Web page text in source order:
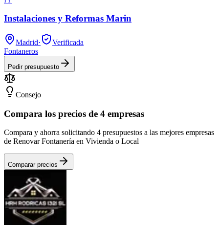
Instalaciones y Reformas Marin
Madrid·
Verificada
Fontaneros
Pedir presupuesto
Consejo
Compara los precios de 4 empresas
Compara y ahorra solicitando 4 presupuestos a las mejores empresas
de Renovar Fontanería en Vivienda o Local
Comparar precios